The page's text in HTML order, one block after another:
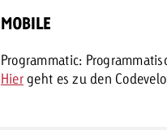
MOBILE
Programmatic:
Hiergeht es zu den